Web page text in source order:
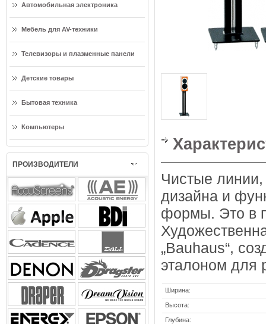
Автомобильная электроника
Мебель для AV-техники
Телевизоры и плазменные панели
Детские товары
Бытовая техника
Компьютеры
ПРОИЗВОДИТЕЛИ
Чистые линии,
дизайна и
формы. Это в
„Bauhaus“,
эталоном для
Ширина:
Высота:
Глубина: